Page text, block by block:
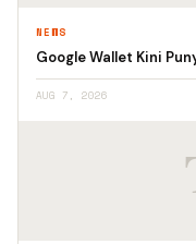
NEWS
Google Wallet Kini
AUG 7, 2026